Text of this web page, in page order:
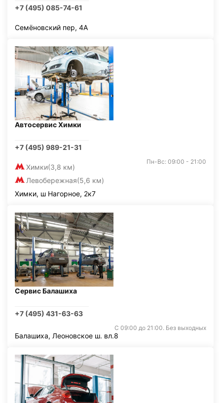
+7 (495) 085-74-61
Семёновский пер, 4А
Автосервис Химки
+7 (495) 989-21-31
Химки(3,8 км)
Левобережная(5,6 км)
Пн-Вс: 09:00 - 21:00
Химки, ш Нагорное, 2к7
Сервис Балашиха
+7 (495) 431-63-63
С 09:00 до 21:00. Без выходных
Балашиха, Леоновское ш. вл.8